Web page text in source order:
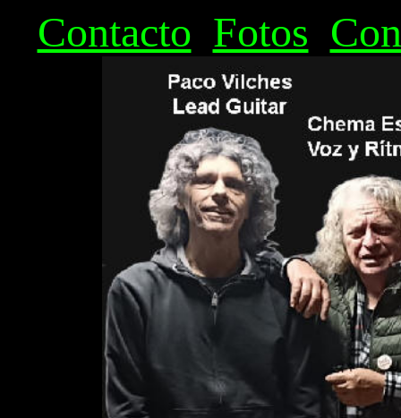
Contacto Fotos